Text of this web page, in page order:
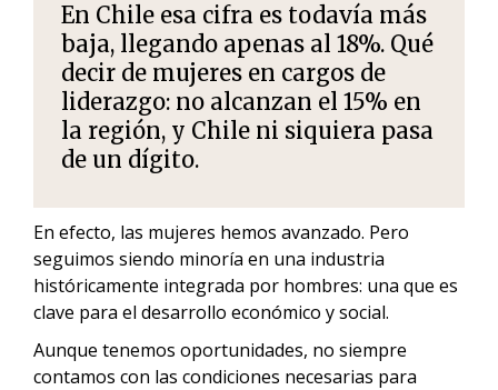
En Chile esa cifra es todavía más
baja, llegando apenas al 18%. Qué
decir de mujeres en cargos de
liderazgo: no alcanzan el 15% en
la región, y Chile ni siquiera pasa
de un dígito.
En efecto, las mujeres hemos avanzado. Pero
seguimos siendo minoría en una industria
históricamente integrada por hombres: una que es
clave para el desarrollo económico y social.
Aunque tenemos oportunidades, no siempre
contamos con las condiciones necesarias para